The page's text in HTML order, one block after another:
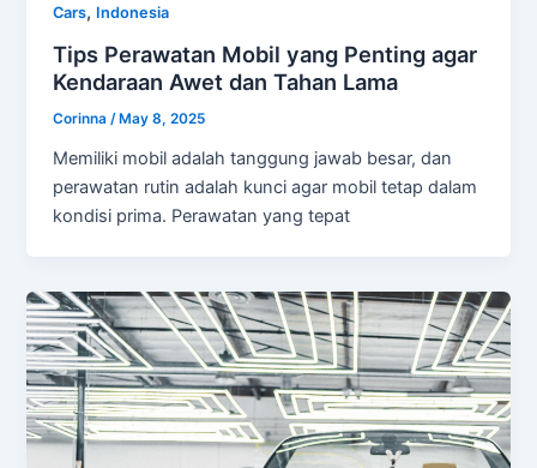
Cars, Indonesia
Tips Perawatan Mobil yang Penting agar
Kendaraan Awet dan Tahan Lama
Corinna/ May 8, 2025
Memiliki mobil adalah tanggung jawab besar, dan
perawatan rutin adalah kunci agar mobil tetap dalam
kondisi prima. Perawatan yang tepat